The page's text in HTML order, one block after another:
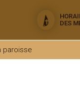
DES
paroisse